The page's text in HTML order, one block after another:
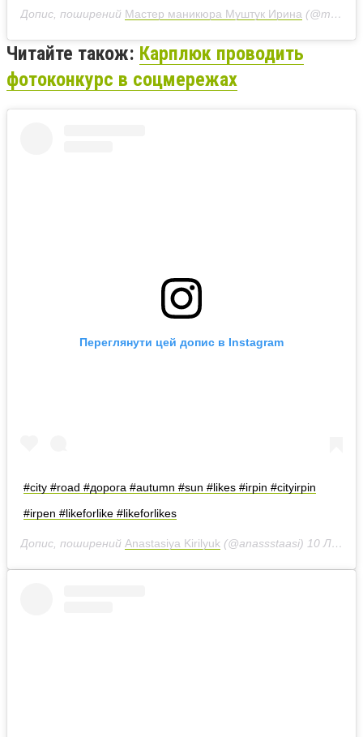
Допис, поширений Мастер маникюра Муштук Ирина (@mushtuk_irina)
Читайте також: Карплюк проводить
фотоконкурс в соцмережах
Переглянути цей допис в Instagram
#city #road #дорога #autumn #sun #likes #irpin #cityirpin
#irpen #likeforlike #likeforlikes
Допис, поширений Anastasiya Kirilyuk (@anassstaasi) 10 Лис 2018 р. о 3:16 PST